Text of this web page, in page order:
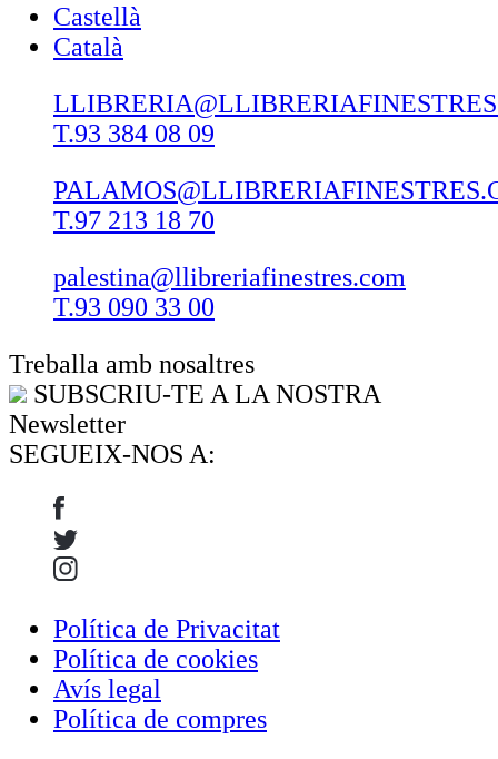
Castellà
Català
T.93 384 08 09
T.97 213 18 70
palestina@llibreriafinestres.com
T.93 090 33 00
Treballa amb nosaltres
SUBSCRIU-TE A LA NOSTRA
Newsletter
SEGUEIX-NOS A:
Política de Privacitat
Política de cookies
Avís legal
Política de compres